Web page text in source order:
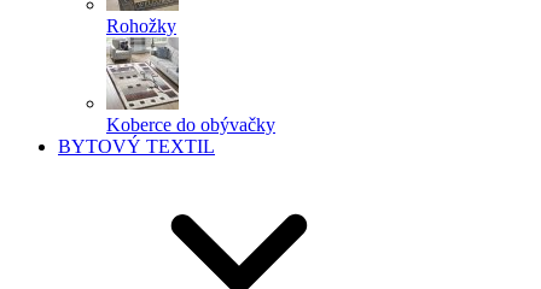
Rohožky
Koberce do obývačky
BYTOVÝ TEXTIL